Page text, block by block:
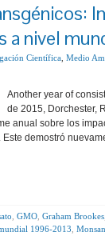
a nivel
Científica Medio
Another year of
de 2015, Dorchester,
anual sobre los
demostró
GMO Graham Brookes
1996-2013